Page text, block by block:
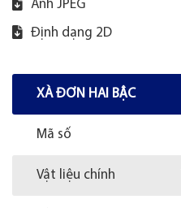
Ảnh JPEG
Định dạng 2D
XÀ ĐƠN HAI BẬC
Mã số
Vật liệu chính